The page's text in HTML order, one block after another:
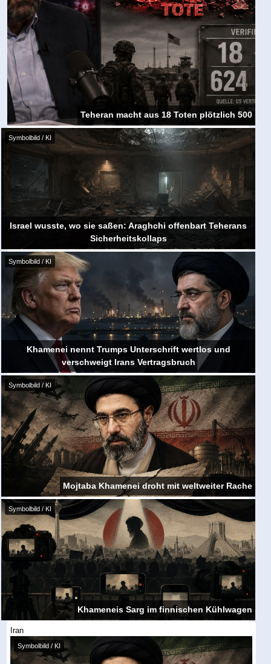
Teheran macht aus 18 Toten plötzlich 500
Symbolbild / KI
Israel wusste, wo sie saßen: Araghchi offenbart Teherans
Sicherheitskollaps
Symbolbild / KI
Khamenei nennt Trumps Unterschrift wertlos und
verschweigt Irans Vertragsbruch
Symbolbild / KI
Mojtaba Khamenei droht mit weltweiter Rache
Symbolbild / KI
Khameneis Sarg im finnischen Kühlwagen
Iran
Symbolbild / KI